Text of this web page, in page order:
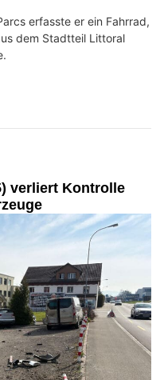
erfasste er ein Fahrrad,
dem Stadtteil Littoral
verliert Kontrolle